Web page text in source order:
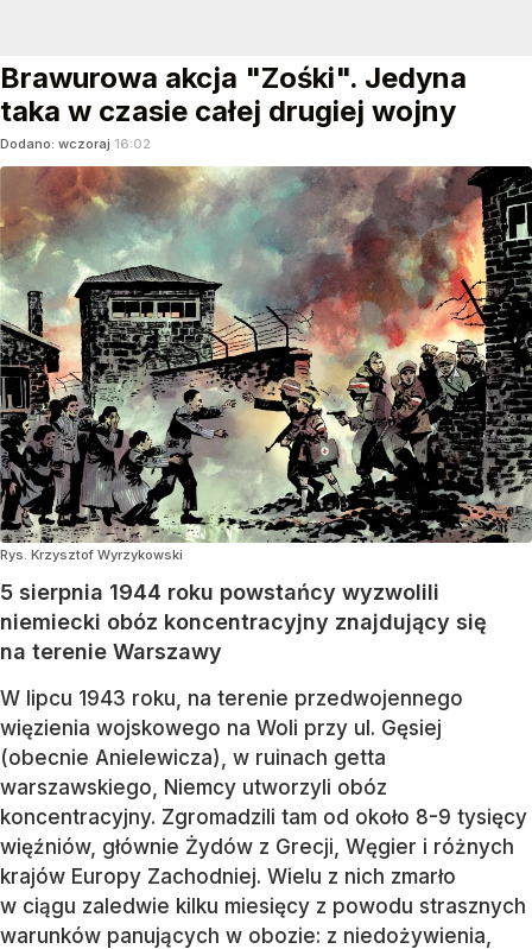
Brawurowa akcja "Zośki". Jedyna
taka w czasie całej drugiej wojny
Dodano: wczoraj 16:02
Rys. Krzysztof Wyrzykowski
5 sierpnia 1944 roku powstańcy wyzwolili
niemiecki obóz koncentracyjny znajdujący się
na terenie Warszawy
W lipcu 1943 roku, na terenie przedwojennego
więzienia wojskowego na Woli przy ul. Gęsiej
(obecnie Anielewicza), w ruinach getta
warszawskiego, Niemcy utworzyli obóz
koncentracyjny. Zgromadzili tam od około 8-9 tysięcy
więźniów, głównie Żydów z Grecji, Węgier i różnych
krajów Europy Zachodniej. Wielu z nich zmarło
w ciągu zaledwie kilku miesięcy z powodu strasznych
warunków panujących w obozie: z niedożywienia,